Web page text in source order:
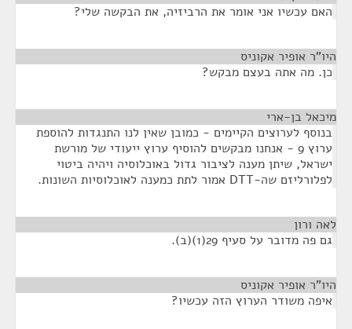
האם עכשיו אני אומר את הרביזיה, את הבקשה שלי?
היו"ר אופיר אקוניס
כן. מה אתה בעצם מבקש?
מיכאל בן-ארי
בנוסף לערוצים הקיימים - כמובן שאין לנו התנגדות להוספת
ערוץ 9 - אנחנו מבקשים להוסיף ערוץ ייעודי של מורשת
ישראל, שיתן מענה לציבור גדול באוכלוסיה ויהיה ביטוי
לפלורליזם שה-DTT אמור לתת כמענה לאוכלוסיות השונות.
לאה ורון
גם פה מדובר על סעיף 29(1)(ב).
היו"ר אופיר אקוניס
איפה משודר הערוץ הזה עכשיו?